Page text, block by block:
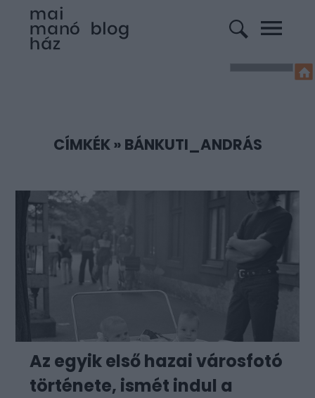
CÍMKÉK» BÁNKUTI_ANDRÁS
Az egyik első hazai városfotó
története, ismét indul a